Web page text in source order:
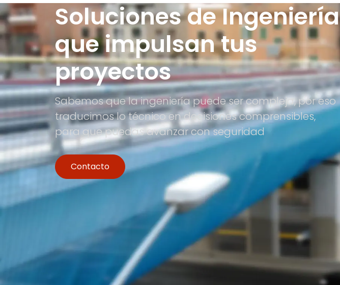
Soluciones de Ingeniería
que impulsan tus
proyectos
Sabemos que la ingeniería puede ser compleja, por eso
traducimos lo técnico en decisiones comprensibles,
para que puedas avanzar con seguridad
Contacto